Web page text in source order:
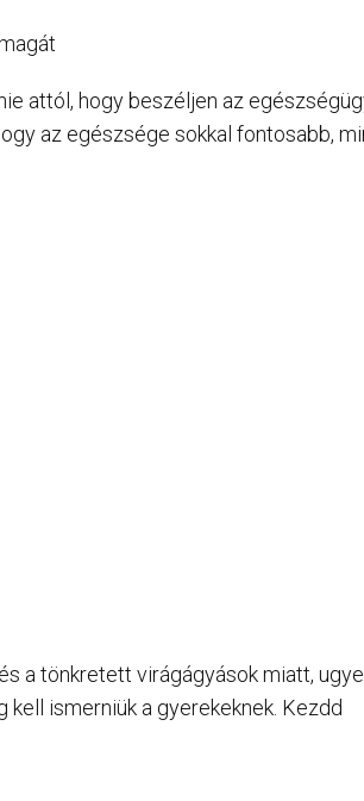
attól, hogy beszéljen az
az egészsége sokkal fontosabb,
a tönkretett virágágyások miatt,
ismerniük a gyerekeknek. Kezdd